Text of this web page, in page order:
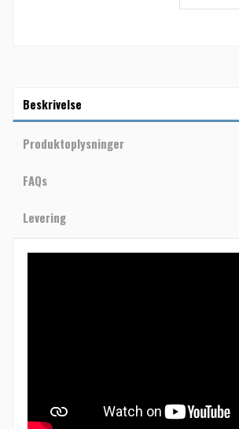
Beskrivelse
Produktoplysninger
FAQs
Levering